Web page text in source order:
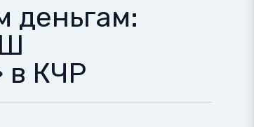
деньгам:
в КЧР